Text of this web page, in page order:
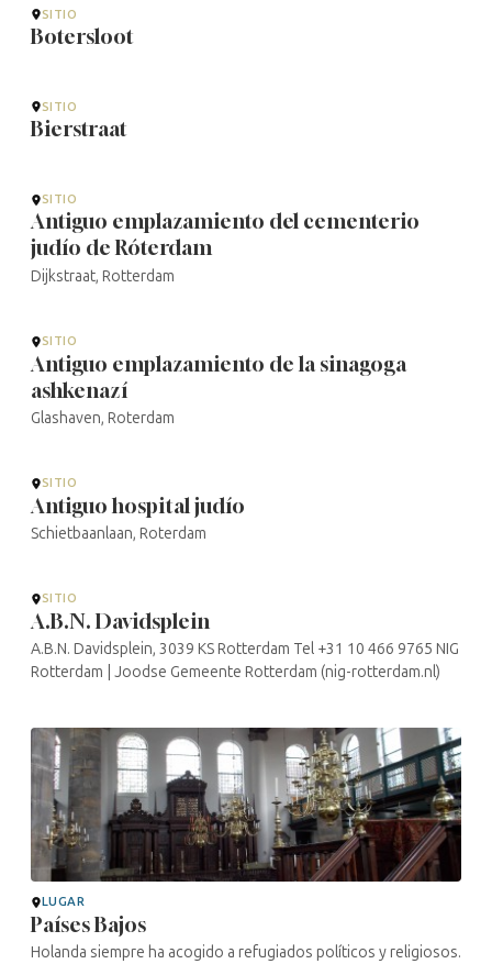
SITIO
Botersloot
SITIO
Bierstraat
SITIO
Antiguo emplazamiento del cementerio
judío de Róterdam
Dijkstraat, Rotterdam
SITIO
Antiguo emplazamiento de la sinagoga
ashkenazí
Glashaven, Roterdam
SITIO
Antiguo hospital judío
Schietbaanlaan, Roterdam
SITIO
A.B.N. Davidsplein
A.B.N. Davidsplein, 3039 KS Rotterdam Tel +31 10 466 9765 NIG
Rotterdam | Joodse Gemeente Rotterdam (nig-rotterdam.nl)
LUGAR
Países Bajos
Holanda siempre ha acogido a refugiados políticos y religiosos.